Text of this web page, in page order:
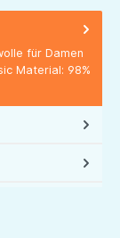
für Damen
Material: 98%